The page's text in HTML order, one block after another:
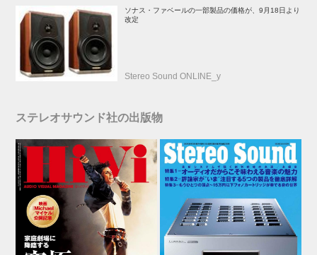
ソナス・ファベールの一部製品の価格が、9月18日より
改定
Stereo Sound ONLINE_y
ステレオサウンド社の出版物